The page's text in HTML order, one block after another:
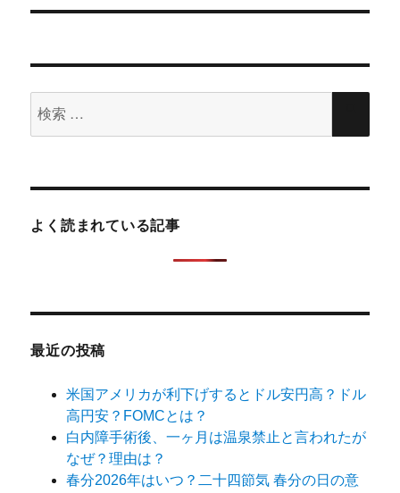
索
よく読まれている記事
最近の投稿
米国アメリカが利下げするとドル安円高？ドル
高円安？FOMCとは？
白内障手術後、一ヶ月は温泉禁止と言われたが
なぜ？理由は？
春分2026年はいつ？二十四節気 春分の日の意